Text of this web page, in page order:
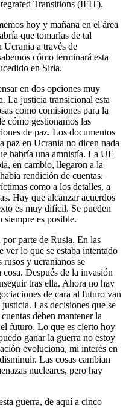
Transitions (IFIT).
hoy y mañana en el área
que tomarlas de tal
Ucrania a través de
cómo terminará esta
en Siria.
en dos opciones muy
La justicia transicional esta
como comisiones para la
cómo gestionamos las
de paz. Los documentos
paz en Ucrania no dicen nada
habría una amnistía. La UE
en cambio, llegaron a la
rendición de cuentas.
como a los detalles, a
Hay que alcanzar acuerdos
es muy difícil. Se pueden
siempre es posible.
parte de Rusia. En las
ver lo que se estaba intentado
rusos y ucranianos se
Después de la invasión
tras ella. Ahora no hay
de cara al futuro van
Las decisiones que se
deben mantener la
futuro. Lo que es cierto hoy
ganar la guerra no estoy
evoluciona, mi interés en
Las cosas cambian
nucleares, pero hay
guerra, de aquí a cinco